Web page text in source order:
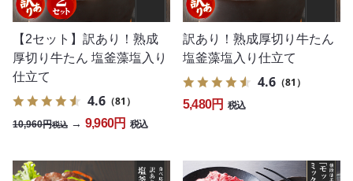
【2セット】訳あり！熟成
厚切り牛たん 塩釜藻塩入り
仕立て
4.6 （81）
10,960円税込 → 9,960円 税込
訳あり！熟成厚切り牛たん
塩釜藻塩入り仕立て
4.6 （81）
5,480円 税込